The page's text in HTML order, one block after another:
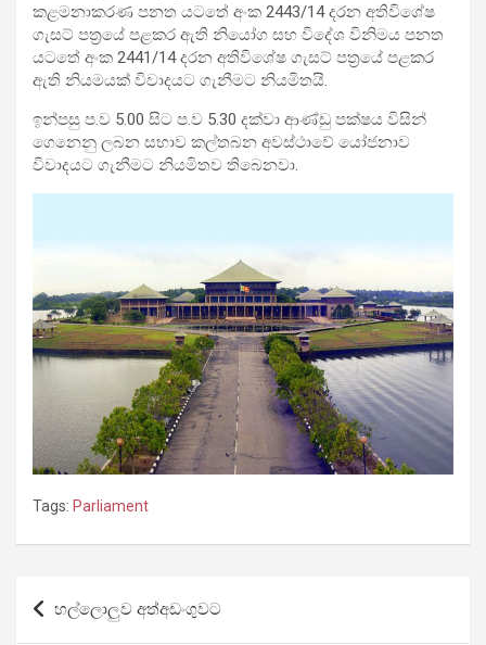
කළමනාකරණ පනත යටතේ අංක 2443/14 දරන අතිවිශේෂ
ගැසට් පත්‍රයේ පළකර ඇති නියෝග සහ විදේශ විනිමය පනත
යටතේ අංක 2441/14 දරන අතිවිශේෂ ගැසට් පත්‍රයේ පළකර
ඇති නියමයක් විවාදයට ගැනීමට නියමිතයි.
ඉන්පසු ප.ව 5.00 සිට ප.ව 5.30 දක්වා ආණ්ඩු පක්ෂය විසින්
ගෙනෙනු ලබන සභාව කල්තබන අවස්ථාවේ යෝජනාව
විවාදයට ගැනීමට නියමිතව තිබෙනවා.
Tags: Parliament
Post
navigation
හල්ලොලුව අත්අඩංගුවට